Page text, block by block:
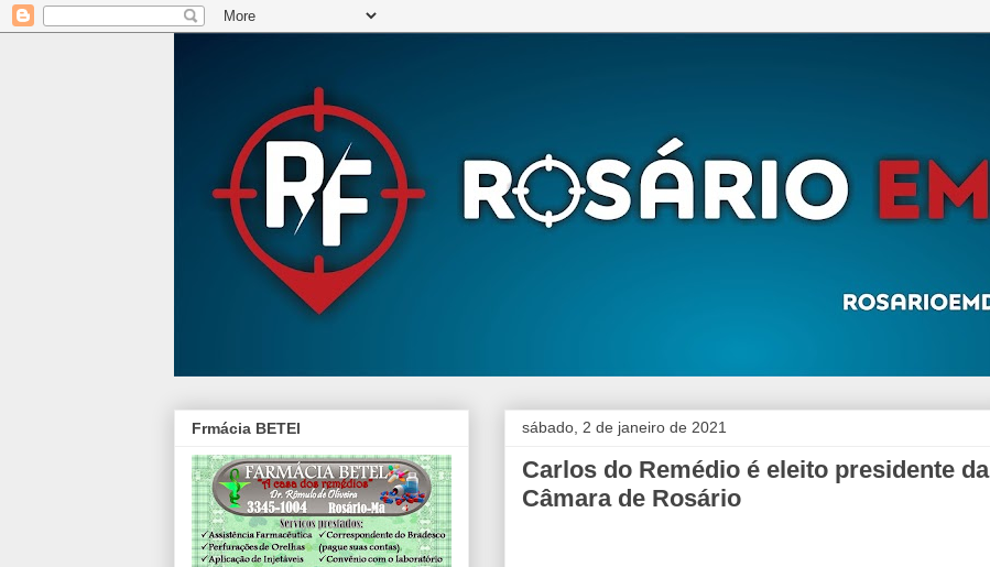
sábado, 2 de janeiro de 2021
Carlos do Remédio é eleito presidente da
Câmara de Rosário
Frmácia BETEl